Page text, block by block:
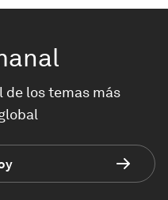
de los temas más